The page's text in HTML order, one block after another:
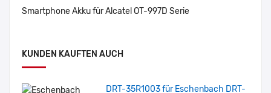
Smartphone Akku für Alcatel OT-997D Serie
KUNDEN KAUFTEN AUCH
DRT-35R1003 für Eschenbach DRT-